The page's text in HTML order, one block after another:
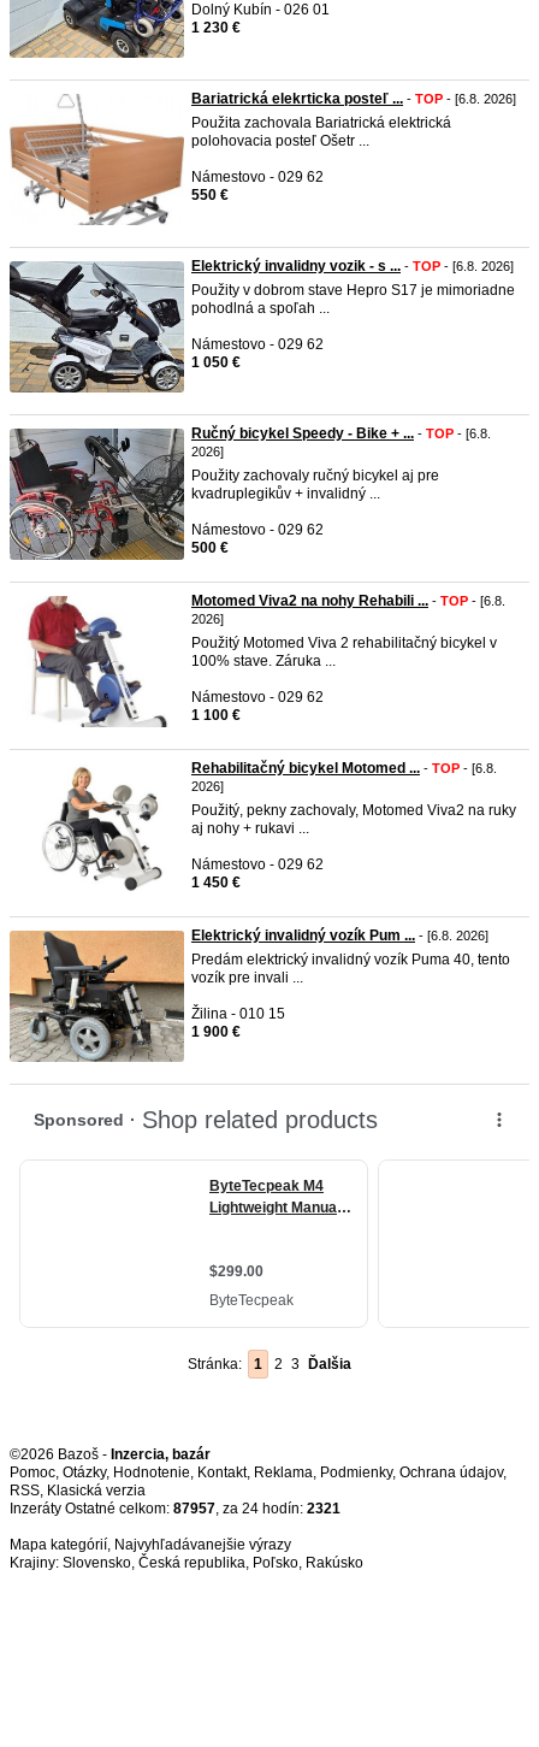
Dolný Kubín - 026 01
1 230 €
Bariatrická elekrticka posteľ ... - TOP - [6.8. 2026]
Použita zachovala Bariatrická elektrická
polohovacia posteľ Ošetr ...
Námestovo - 029 62
550 €
Elektrický invalidny vozik - s ... - TOP - [6.8. 2026]
Použity v dobrom stave Hepro S17 je mimoriadne
pohodlná a spoľah ...
Námestovo - 029 62
1 050 €
Ručný bicykel Speedy - Bike + ... - TOP - [6.8.
2026]
Použity zachovaly ručný bicykel aj pre
kvadruplegikův + invalidný ...
Námestovo - 029 62
500 €
Motomed Viva2 na nohy Rehabili ... - TOP - [6.8.
2026]
Použitý Motomed Viva 2 rehabilitačný bicykel v
100% stave. Záruka ...
Námestovo - 029 62
1 100 €
Rehabilitačný bicykel Motomed ... - TOP - [6.8.
2026]
Použitý, pekny zachovaly, Motomed Viva2 na ruky
aj nohy + rukavi ...
Námestovo - 029 62
1 450 €
Elektrický invalidný vozík Pum ... - [6.8. 2026]
Predám elektrický invalidný vozík Puma 40, tento
vozík pre invali ...
Žilina - 010 15
1 900 €
Stránka: 1 2 3 Ďalšia
©2026 Bazoš - Inzercia, bazár
Pomoc, Otázky, Hodnotenie, Kontakt, Reklama, Podmienky, Ochrana údajov,
RSS,
Inzeráty Ostatné celkom: 87957, za 24 hodín: 2321
Mapa kategórií, Najvyhľadávanejšie výrazy
Krajiny: Slovensko, Česká republika, Poľsko, Rakúsko